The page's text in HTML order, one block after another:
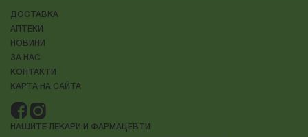
ДОСТАВКА
АПТЕКИ
НОВИНИ
ЗА НАС
КОНТАКТИ
КАРТА НА САЙТА
НАШИТЕ ЛЕКАРИ И ФАРМАЦЕВТИ